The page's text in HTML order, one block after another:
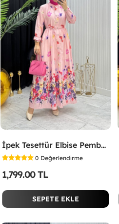
İpek Tesettür Elbise Pembe Pembe
0 Değerlendirme
1,799.00 TL
SEPETE EKLE